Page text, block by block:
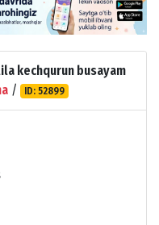
kechqurun busayam
/ ID: 52899